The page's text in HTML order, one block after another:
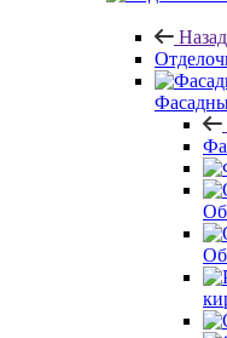
Назад